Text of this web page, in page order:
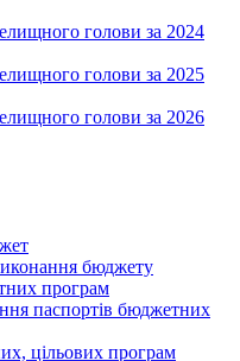
голови за 2024
голови за 2025
голови за 2026
бюджету
програм
паспортів бюджетних
цільових програм